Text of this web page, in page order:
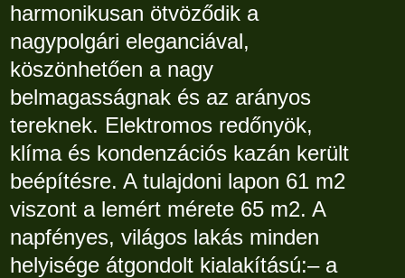
harmonikusan ötvöződik a
nagypolgári eleganciával,
köszönhetően a nagy
belmagasságnak és az arányos
tereknek. Elektromos redőnyök,
klíma és kondenzációs kazán került
beépítésre. A tulajdoni lapon 61 m2
viszont a lemért mérete 65 m2. A
napfényes, világos lakás minden
helyisége átgondolt kialakítású:– a